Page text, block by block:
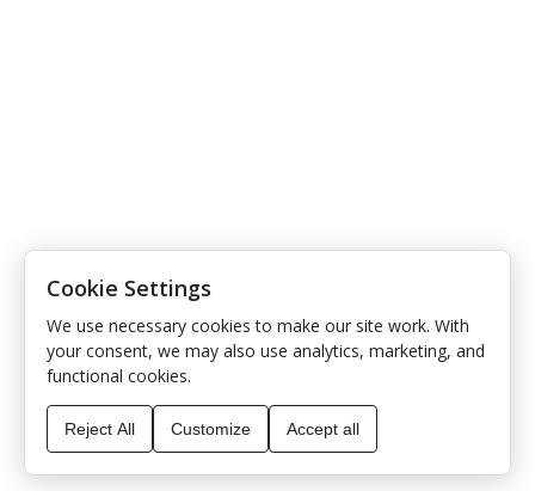
Cookie Settings
We use necessary cookies to make our site work. With
your consent, we may also use analytics, marketing, and
functional cookies.
Reject All Customize Accept all